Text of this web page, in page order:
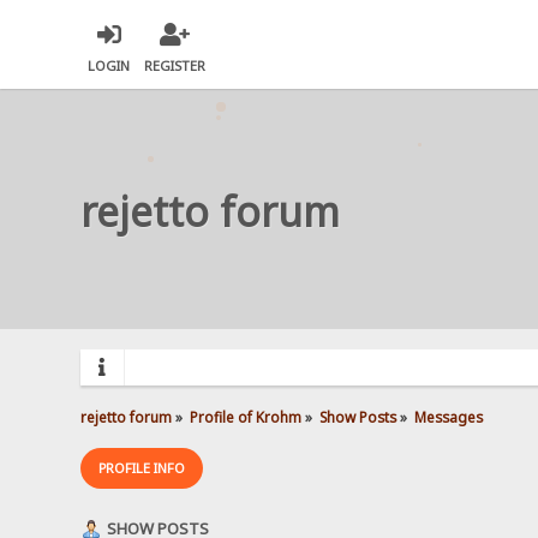
LOGIN REGISTER
rejetto forum
rejetto forum» Profile of Krohm» Show Posts» Messages
PROFILE INFO
SHOW POSTS